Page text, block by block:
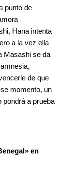
punto de
Hana intenta
a la vez ella
Masashi se da
de que
momento, un
pondrá a prueba
en